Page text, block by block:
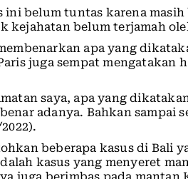
ini belum tuntas karena
kejahatan belum terjamah
apa yang
juga sempat mengatakan
saya, apa yang
adanya. Bahkan sampai
beberapa kasus di Bali
kasus yang menyeret